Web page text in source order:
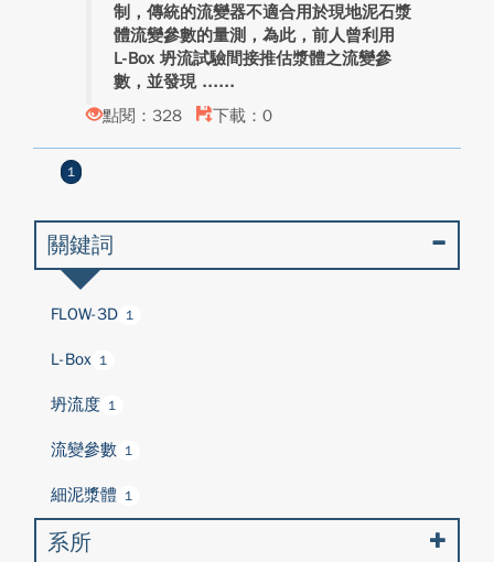
制，傳統的流變器不適合用於現地泥石漿
體流變參數的量測，為此，前人曾利用
L-Box 坍流試驗間接推估漿體之流變參
數，並發現 ...
點閱：328
下載：0
1
關鍵詞
FLOW-3D 1
L-Box 1
坍流度 1
流變參數 1
細泥漿體 1
系所